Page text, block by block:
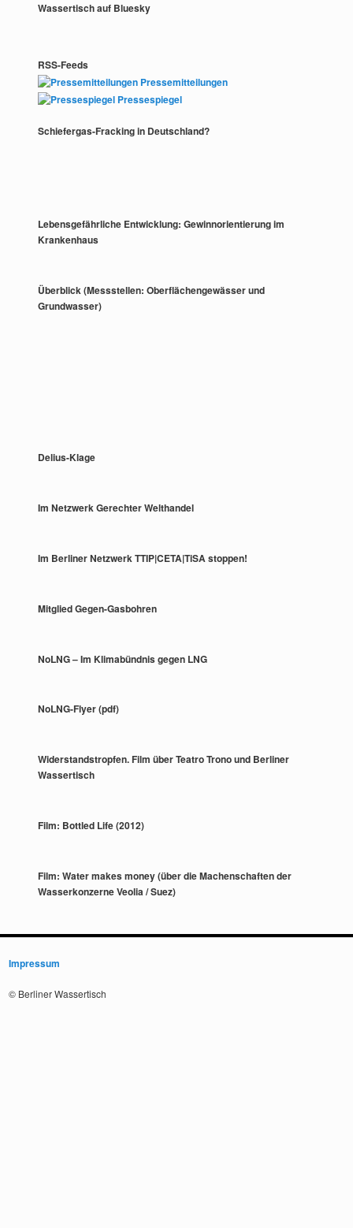
Wassertisch auf Bluesky
RSS-Feeds
Pressemitteilungen
Pressespiegel
Schiefergas-Fracking in Deutschland?
Lebensgefährliche Entwicklung: Gewinnorientierung im
Krankenhaus
Überblick (Messstellen: Oberflächengewässer und
Grundwasser)
Delius-Klage
Im Netzwerk Gerechter Welthandel
Im Berliner Netzwerk TTIP|CETA|TiSA stoppen!
Mitglied Gegen-Gasbohren
NoLNG – Im Klimabündnis gegen LNG
NoLNG-Flyer (pdf)
Widerstandstropfen. Film über Teatro Trono und Berliner
Wassertisch
Film: Bottled Life (2012)
Film: Water makes money (über die Machenschaften der
Wasserkonzerne Veolia / Suez)
Impressum
© Berliner Wassertisch